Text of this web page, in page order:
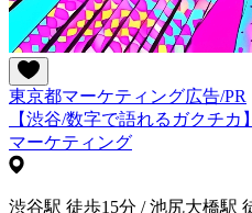
東京都マーケティング広告/PR
【渋谷/数字で語れるガクチ
マーケティング
渋谷駅 徒歩15分 / 池尻大橋駅